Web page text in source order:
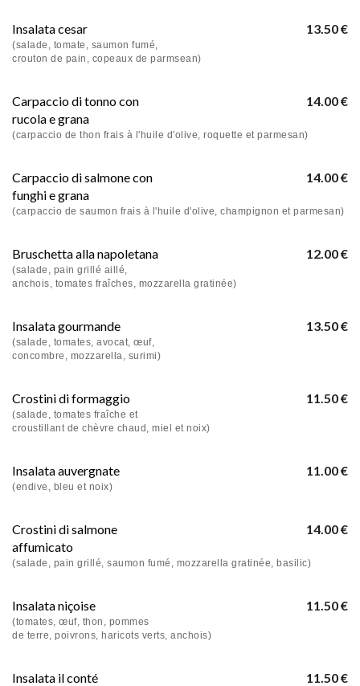
13.50 €
Insalata cesar
(salade, tomate, saumon fumé,
crouton de pain, copeaux de parmsean)
14.00 €
Carpaccio di tonno con
rucola e grana
(carpaccio de thon frais à l'huile d'olive, roquette et parmesan)
14.00 €
Carpaccio di salmone con
funghi e grana
(carpaccio de saumon frais à l'huile d'olive, champignon et parmesan)
12.00 €
Bruschetta alla napoletana
(salade, pain grillé aillé,
anchois, tomates fraîches, mozzarella gratinée)
13.50 €
Insalata gourmande
(salade, tomates, avocat, œuf,
concombre, mozzarella, surimi)
11.50 €
Crostini di formaggio
(salade, tomates fraîche et
croustillant de chèvre chaud, miel et noix)
11.00 €
Insalata auvergnate
(endive, bleu et noix)
14.00 €
Crostini di salmone
affumicato
(salade, pain grillé, saumon fumé, mozzarella gratinée, basilic)
11.50 €
Insalata niçoise
(tomates, œuf, thon, pommes
de terre, poivrons, haricots verts, anchois)
11.50 €
Insalata il conté